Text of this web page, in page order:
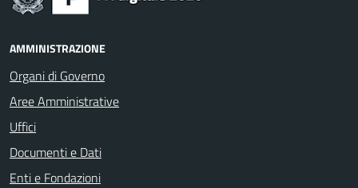
AMMINISTRAZIONE
Organi di Governo
Aree Amministrative
Uffici
Documenti e Dati
Enti e Fondazioni